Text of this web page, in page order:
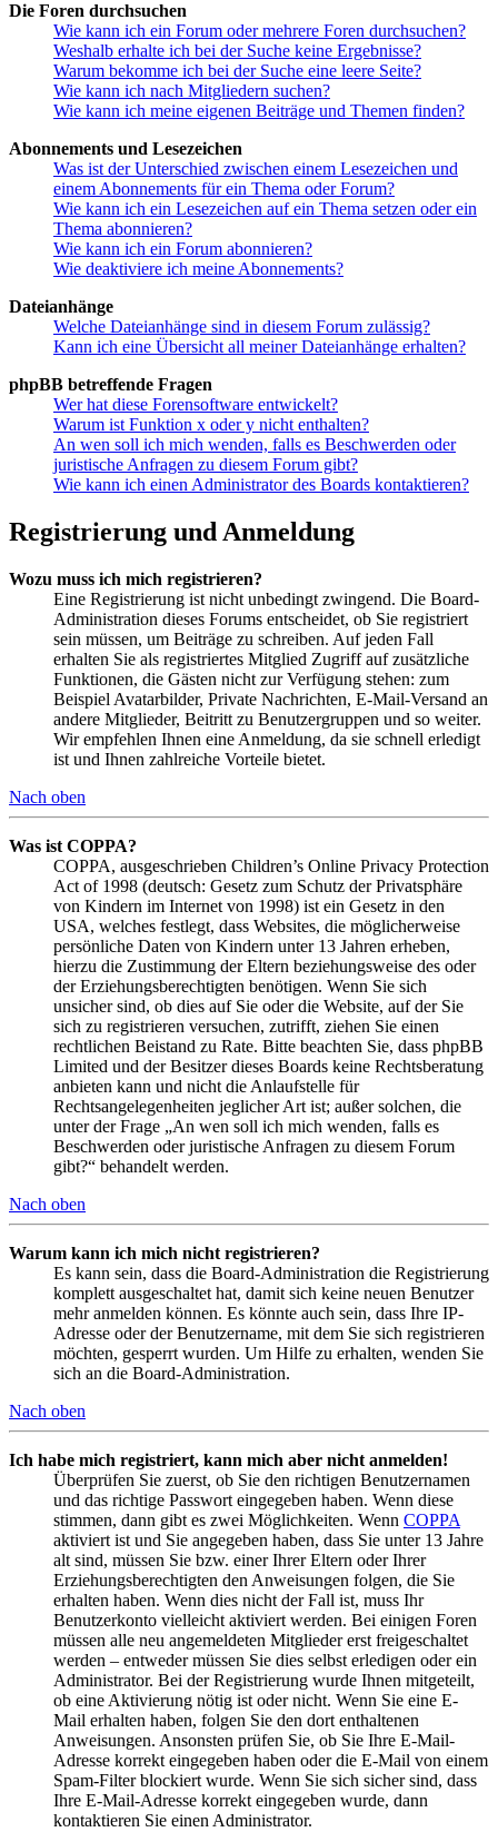
Die Foren durchsuchen
Wie kann ich ein Forum oder mehrere Foren durchsuchen?
Weshalb erhalte ich bei der Suche keine Ergebnisse?
Warum bekomme ich bei der Suche eine leere Seite?
Wie kann ich nach Mitgliedern suchen?
Wie kann ich meine eigenen Beiträge und Themen finden?
Abonnements und Lesezeichen
Was ist der Unterschied zwischen einem Lesezeichen und
einem Abonnements für ein Thema oder Forum?
Wie kann ich ein Lesezeichen auf ein Thema setzen oder ein
Thema abonnieren?
Wie kann ich ein Forum abonnieren?
Wie deaktiviere ich meine Abonnements?
Dateianhänge
Welche Dateianhänge sind in diesem Forum zulässig?
Kann ich eine Übersicht all meiner Dateianhänge erhalten?
phpBB betreffende Fragen
Wer hat diese Forensoftware entwickelt?
Warum ist Funktion x oder y nicht enthalten?
An wen soll ich mich wenden, falls es Beschwerden oder
juristische Anfragen zu diesem Forum gibt?
Wie kann ich einen Administrator des Boards kontaktieren?
Registrierung und Anmeldung
Wozu muss ich mich registrieren?
Eine Registrierung ist nicht unbedingt zwingend. Die Board-
Administration dieses Forums entscheidet, ob Sie registriert
sein müssen, um Beiträge zu schreiben. Auf jeden Fall
erhalten Sie als registriertes Mitglied Zugriff auf zusätzliche
Funktionen, die Gästen nicht zur Verfügung stehen: zum
Beispiel Avatarbilder, Private Nachrichten, E-Mail-Versand an
andere Mitglieder, Beitritt zu Benutzergruppen und so weiter.
Wir empfehlen Ihnen eine Anmeldung, da sie schnell erledigt
ist und Ihnen zahlreiche Vorteile bietet.
Nach oben
Was ist COPPA?
COPPA, ausgeschrieben Children’s Online Privacy Protection
Act of 1998 (deutsch: Gesetz zum Schutz der Privatsphäre
von Kindern im Internet von 1998) ist ein Gesetz in den
USA, welches festlegt, dass Websites, die möglicherweise
persönliche Daten von Kindern unter 13 Jahren erheben,
hierzu die Zustimmung der Eltern beziehungsweise des oder
der Erziehungsberechtigten benötigen. Wenn Sie sich
unsicher sind, ob dies auf Sie oder die Website, auf der Sie
sich zu registrieren versuchen, zutrifft, ziehen Sie einen
rechtlichen Beistand zu Rate. Bitte beachten Sie, dass phpBB
Limited und der Besitzer dieses Boards keine Rechtsberatung
anbieten kann und nicht die Anlaufstelle für
Rechtsangelegenheiten jeglicher Art ist; außer solchen, die
unter der Frage „An wen soll ich mich wenden, falls es
Beschwerden oder juristische Anfragen zu diesem Forum
gibt?“ behandelt werden.
Nach oben
Warum kann ich mich nicht registrieren?
Es kann sein, dass die Board-Administration die Registrierung
komplett ausgeschaltet hat, damit sich keine neuen Benutzer
mehr anmelden können. Es könnte auch sein, dass Ihre IP-
Adresse oder der Benutzername, mit dem Sie sich registrieren
möchten, gesperrt wurden. Um Hilfe zu erhalten, wenden Sie
sich an die Board-Administration.
Nach oben
Ich habe mich registriert, kann mich aber nicht anmelden!
Überprüfen Sie zuerst, ob Sie den richtigen Benutzernamen
und das richtige Passwort eingegeben haben. Wenn diese
stimmen, dann gibt es zwei Möglichkeiten. Wenn COPPA
aktiviert ist und Sie angegeben haben, dass Sie unter 13 Jahre
alt sind, müssen Sie bzw. einer Ihrer Eltern oder Ihrer
Erziehungsberechtigten den Anweisungen folgen, die Sie
erhalten haben. Wenn dies nicht der Fall ist, muss Ihr
Benutzerkonto vielleicht aktiviert werden. Bei einigen Foren
müssen alle neu angemeldeten Mitglieder erst freigeschaltet
werden – entweder müssen Sie dies selbst erledigen oder ein
Administrator. Bei der Registrierung wurde Ihnen mitgeteilt,
ob eine Aktivierung nötig ist oder nicht. Wenn Sie eine E-
Mail erhalten haben, folgen Sie den dort enthaltenen
Anweisungen. Ansonsten prüfen Sie, ob Sie Ihre E-Mail-
Adresse korrekt eingegeben haben oder die E-Mail von einem
Spam-Filter blockiert wurde. Wenn Sie sich sicher sind, dass
Ihre E-Mail-Adresse korrekt eingegeben wurde, dann
kontaktieren Sie einen Administrator.